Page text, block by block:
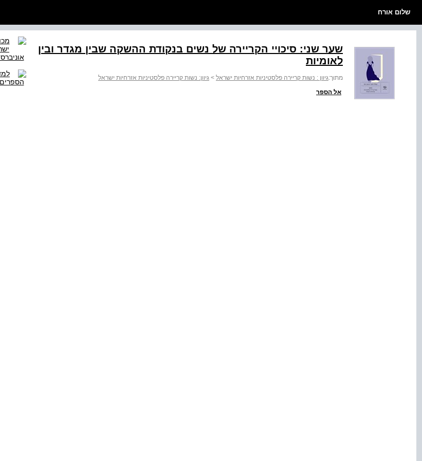
שלום אורח
שער שני: סיכויי הקריירה של נשים בנקודת ההשקה שבין מגדר ובין
לאומיות
מתוך:גיוון : נשות קריירה פלסטיניות אזרחיות ישראל > גיוון: נשות קריירה פלסטיניות אזרחיות ישראל
אל הספר